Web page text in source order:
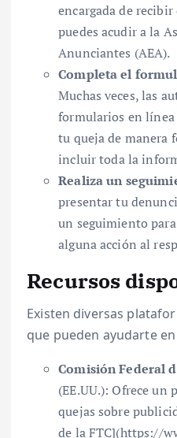
encargada de
puedes acudir a la
Anunciantes (AEA).
Completa el
Muchas veces, las
formularios en línea
tu queja de manera
incluir toda la
Realiza un
presentar tu
un seguimiento
alguna acción al
Recursos
Existen diversas
que pueden ayudarte
Comisión Federal
(EE.UU.): Ofrece un
quejas sobre
de la FTC](https://